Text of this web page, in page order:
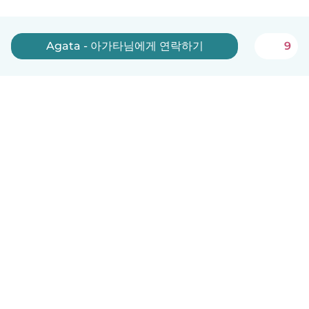
Agata - 아가타님에게 연락하기 9